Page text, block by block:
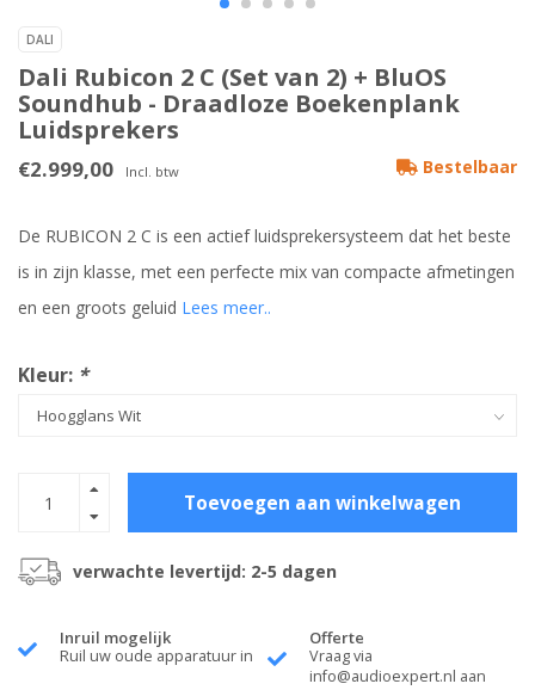
DALI
Dali Rubicon 2 C (Set van 2) + BluOS
Soundhub - Draadloze Boekenplank
Luidsprekers
€2.999,00 Incl. btw Bestelbaar
De RUBICON 2 C is een actief luidsprekersysteem dat het beste
is in zijn klasse, met een perfecte mix van compacte afmetingen
en een groots geluid Lees meer..
Kleur: *
Toevoegen aan winkelwagen
verwachte levertijd: 2-5 dagen
Inruil mogelijk
Ruil uw oude apparatuur in
Offerte
Vraag via
info@audioexpert.nl aan